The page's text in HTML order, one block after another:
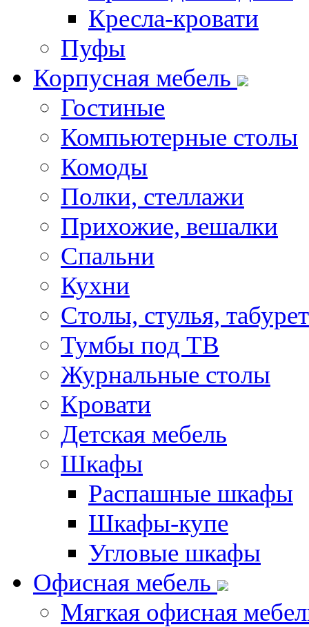
Кресла-кровати
Пуфы
Корпусная мебель
Гостиные
Компьютерные столы
Комоды
Полки, стеллажи
Прихожие, вешалки
Спальни
Кухни
Столы, стулья,
Тумбы под ТВ
Журнальные столы
Кровати
Детская мебель
Шкафы
Распашные шкафы
Шкафы-купе
Угловые шкафы
Офисная мебель
Мягкая офисная